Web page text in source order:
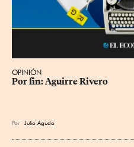
OPINIÓN
Por fin: Aguirre Rivero
Por Julio Agudo